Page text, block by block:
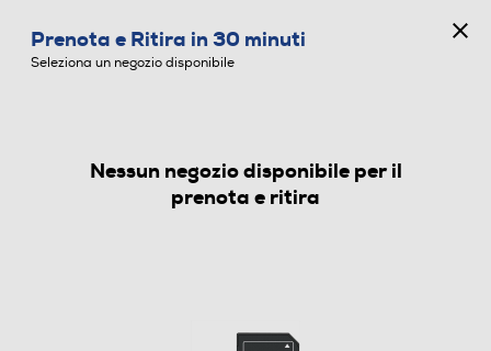
MEMORY CARD
Prenota e Ritira in 30 minuti
Seleziona un negozio disponibile
Nessun negozio disponibile per il
prenota e ritira